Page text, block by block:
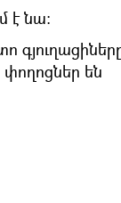
է նա։
են